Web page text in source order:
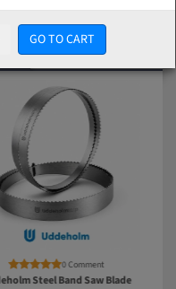
0 Comment
German Steel Band Saw Blade
GO TO CART